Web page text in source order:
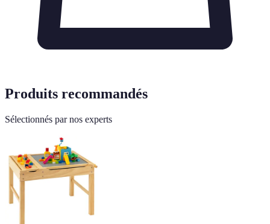
Produits recommandés
Sélectionnés par nos experts